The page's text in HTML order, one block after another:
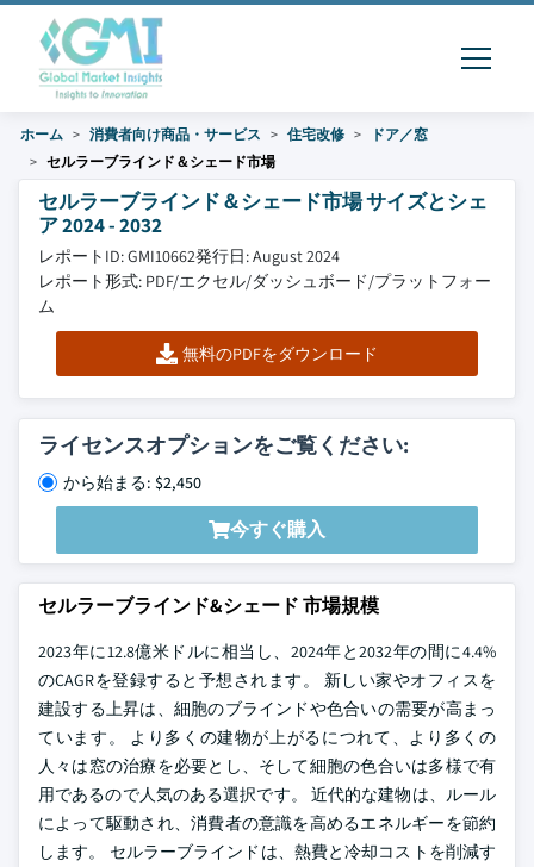
ホーム 消費者向け商品・サービス 住宅改修
ドア／窓
セルラーブラインド＆シェード市場
セルラーブラインド＆シェード市場 サイズとシェ
ア 2024 - 2032
レポートID: GMI10662発行日: August 2024
レポート形式: PDF/エクセル/ダッシュボード/プラットフォー
ム
無料のPDFをダウンロード
ライセンスオプションをご覧ください:
から始まる: $2,450
今すぐ購入
セルラーブラインド&シェード 市場規模
2023年に12.8億米ドルに相当し、2024年と2032年の間に4.4%
のCAGRを登録すると予想されます。 新しい家やオフィスを
建設する上昇は、細胞のブラインドや色合いの需要が高まっ
ています。 より多くの建物が上がるにつれて、より多くの
人々は窓の治療を必要とし、そして細胞の色合いは多様で有
用であるので人気のある選択です。 近代的な建物は、ルール
によって駆動され、消費者の意識を高めるエネルギーを節約
します。 セルラーブラインドは、熱費と冷却コストを削減す